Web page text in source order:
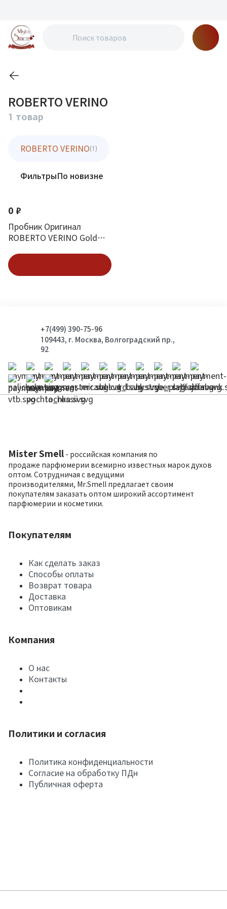
ROBERTO VERINO
1 товар
ROBERTO VERINO(1)
ФильтрыПо новизне
0 ₽
Пробник Оригинал
ROBERTO VERINO Gold
+7(499) 390-75-96
109443, г. Москва, Волгоградский пр.,
92
Mister Smell - российская компания по
продаже парфюмерии всемирно известных марок духов
оптом. Сотрудничая с ведущими
производителями, Mr.Smell предлагает своим
покупателям заказать оптом широкий ассортимент
парфюмерии и косметики.
Покупателям
Как сделать заказ
Способы оплаты
Возврат товара
Доставка
Оптовикам
Компания
О нас
Контакты
Политики и согласия
Политика конфиденциальности
Согласие на обработку ПДн
Публичная оферта